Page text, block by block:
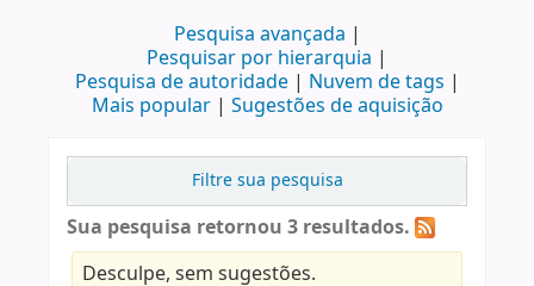
Pesquisa avançada
Pesquisar por hierarquia
Pesquisa de autoridade
Nuvem de tags
Mais popular
Sugestões de aquisição
Filtre sua pesquisa
Sua pesquisa retornou 3 resultados.
Desculpe, sem sugestões.